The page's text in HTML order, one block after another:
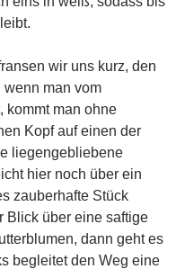
wir uns kurz, den
wenn man vom
kommt man ohne
Kopf auf einen der
liegengebliebene
hier noch über ein
zauberhafte Stück
Blick über eine saftige
dann geht es
begleitet den Weg eine